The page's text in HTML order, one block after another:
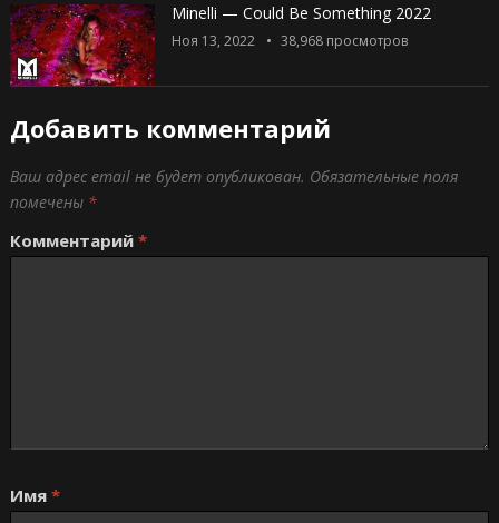
Minelli — Could Be Something 2022
Ноя 13, 2022 38,968просмотров
Добавить комментарий
Ваш адрес email не будет опубликован. Обязательные поля
помечены *
Комментарий *
Имя *